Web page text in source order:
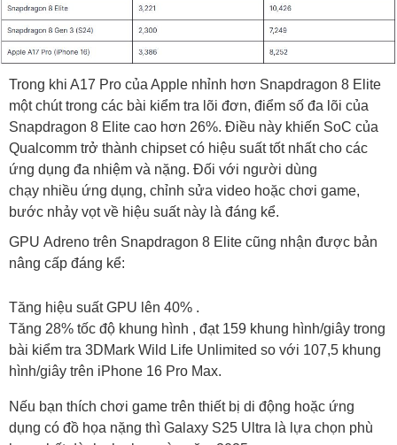
Trong khi A17 Pro của Apple nhỉnh hơn Snapdragon 8 Elite
một chút trong các bài kiểm tra lõi đơn, điểm số đa lõi của
Snapdragon 8 Elite cao hơn 26%. Điều này khiến SoC của
Qualcomm trở thành chipset có hiệu suất tốt nhất cho các
ứng dụng đa nhiệm và nặng. Đối với người dùng
chạy nhiều ứng dụng, chỉnh sửa video hoặc chơi game,
bước nhảy vọt về hiệu suất này là đáng kể.
GPU Adreno trên Snapdragon 8 Elite cũng nhận được bản
nâng cấp đáng kể:
Tăng hiệu suất GPU lên 40% .
Tăng 28% tốc độ khung hình , đạt 159 khung hình/giây trong
bài kiểm tra 3DMark Wild Life Unlimited so với 107,5 khung
hình/giây trên iPhone 16 Pro Max.
Nếu bạn thích chơi game trên thiết bị di động hoặc ứng
dụng có đồ họa nặng thì Galaxy S25 Ultra là lựa chọn phù